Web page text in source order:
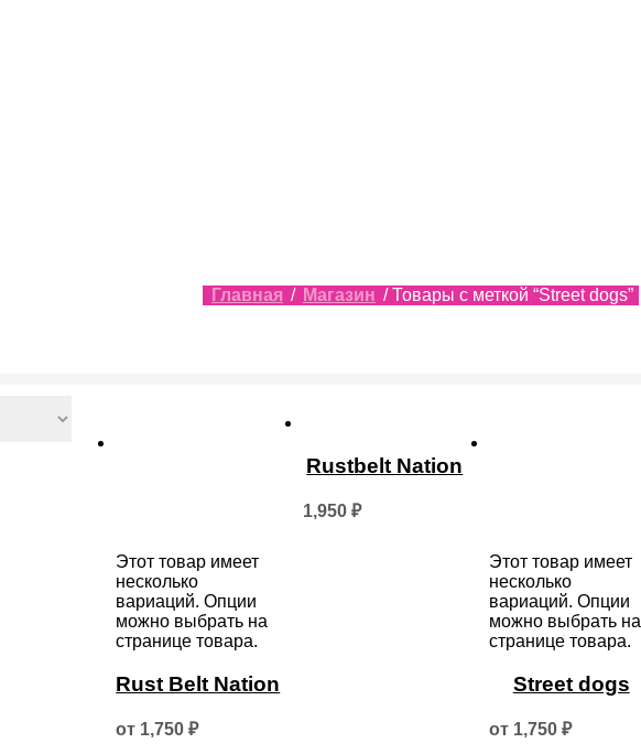
Главная / Магазин / Товары с меткой “Street dogs”
Этот товар имеет
несколько
вариаций. Опции
можно выбрать на
странице товара.
Rust Belt Nation
от 1,750 ₽
Rustbelt Nation
1,950 ₽
Этот товар имеет
несколько
вариаций. Опции
можно выбрать на
странице товара.
Street dogs
от 1,750 ₽